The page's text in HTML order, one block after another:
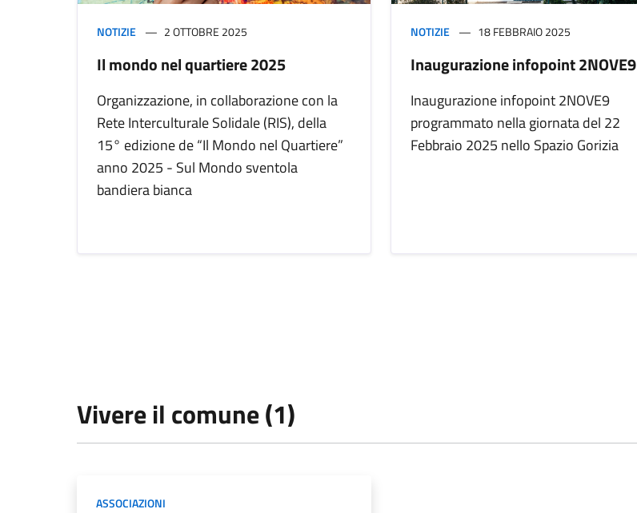
NOTIZIE 2 OTTOBRE 2025
Il mondo nel quartiere 2025
Organizzazione, in collaborazione con la
Rete Interculturale Solidale (RIS), della
15° edizione de “Il Mondo nel Quartiere”
anno 2025 - Sul Mondo sventola
bandiera bianca
NOTIZIE 18 FEBBRAIO 2025
Inaugurazione infopoint 2NOVE9
Inaugurazione infopoint 2NOVE9
programmato nella giornata del 22
Febbraio 2025 nello Spazio Gorizia
Vivere il comune (1)
ASSOCIAZIONI